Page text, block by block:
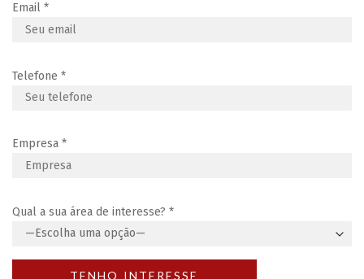
Email *
Telefone *
Empresa *
Qual a sua área de interesse? *